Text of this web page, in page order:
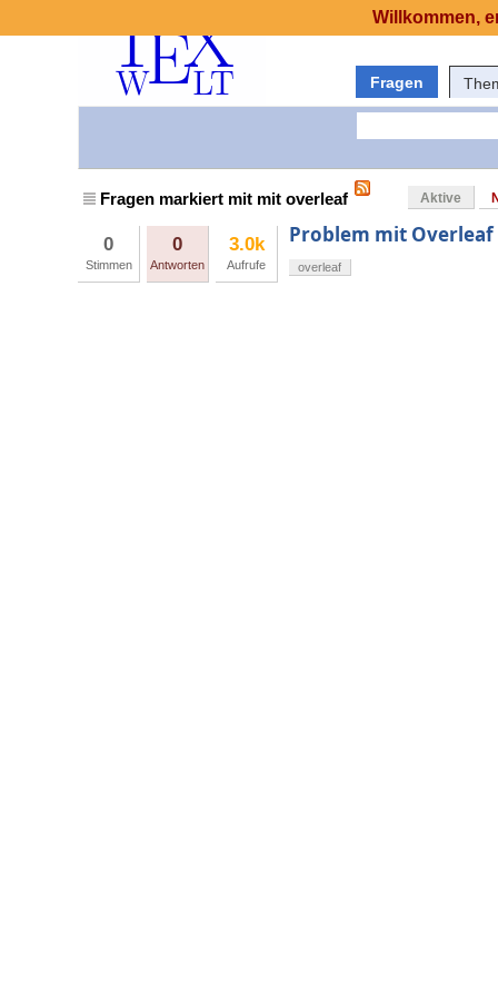
Fragen
Fragen markiert mit mit overleaf Aktive
0
Stimmen
0
Antworten
3.0k
Aufrufe
Problem mit Overleaf
overleaf
Willkommen,